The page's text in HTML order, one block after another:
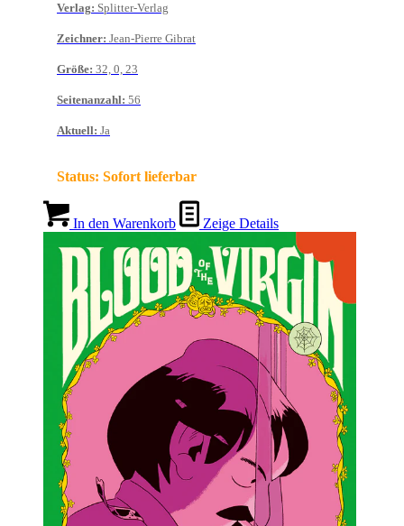
Verlag: Splitter-Verlag
Zeichner: Jean-Pierre Gibrat
Größe: 32, 0, 23
Seitenanzahl: 56
Aktuell: Ja
Status: Sofort lieferbar
In den Warenkorb Zeige Details